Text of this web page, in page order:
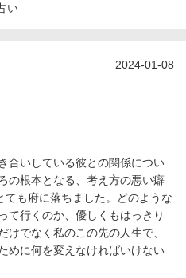
い
2024-01-08
合いしている彼との関係につい
の根本となる、考え方の悪い癖
も府に落ちました。どのような
て行くのか、優しくもはっきり
けでなく私のこの先の人生で、
めに何を変えなければいけない